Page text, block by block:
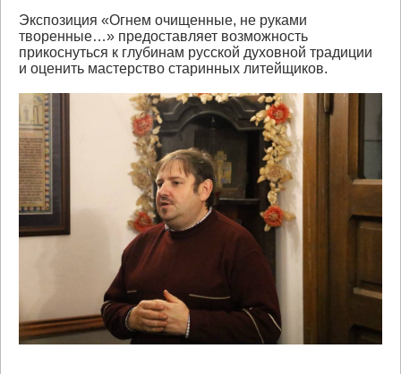
Экспозиция «Огнем очищенные, не руками
творенные…» предоставляет возможность
прикоснуться к глубинам русской духовной традиции
и оценить мастерство старинных литейщиков.